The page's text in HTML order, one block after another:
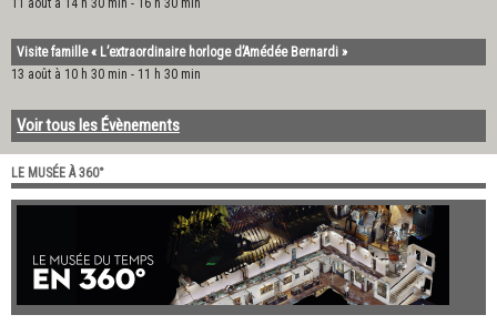
11 août à 14 h 30 min - 16 h 30 min
Visite famille « L’extraordinaire horloge d’Amédée Bernardi »
13 août à 10 h 30 min - 11 h 30 min
Voir tous les Évènements
LE MUSÉE À 360°